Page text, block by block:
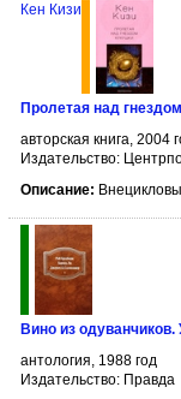
Кен Кизи
Пролетая над
авторская книга, 2004
Издательство:
Описание:
Вино из
антология, 1988 год
Издательство: Правда